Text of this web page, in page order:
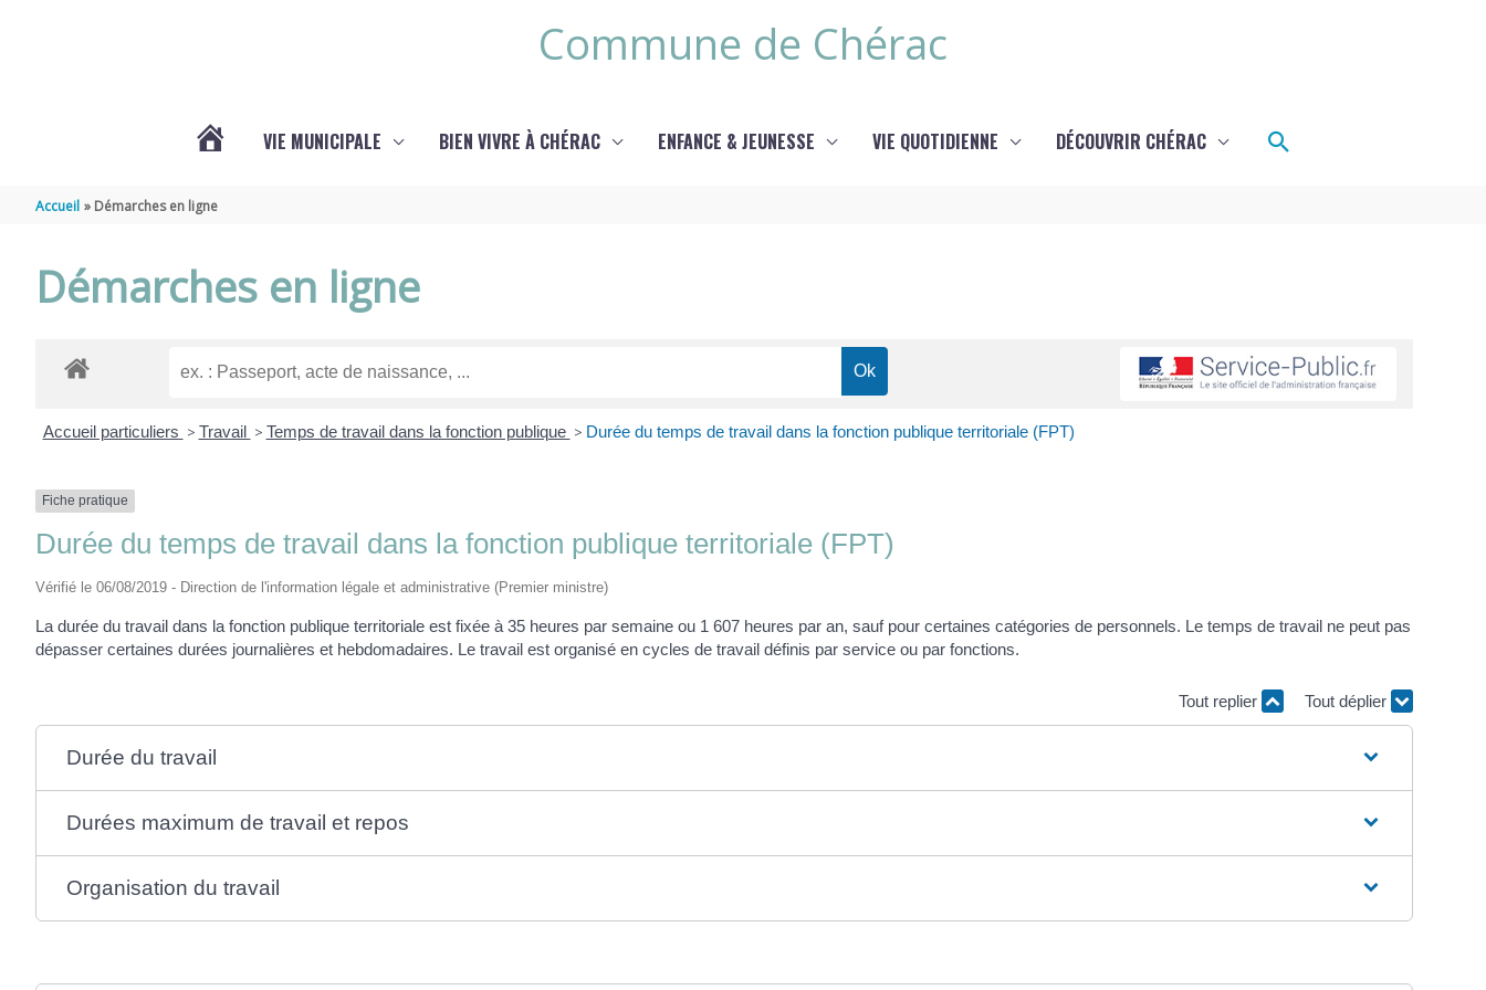
Commune de Chérac
VIE MUNICIPALE BIEN VIVRE À CHÉRAC ENFANCE & JEUNESSE VIE QUOTIDIENNE DÉCOUVRIR CHÉRAC Rechercher
Accueil Démarches en ligne
Démarches en ligne
Accueil particuliers > Travail > Temps de travail dans la fonction publique > Durée du temps de travail dans la fonction publique territoriale (FPT)
Fiche pratique
Durée du temps de travail dans la fonction publique territoriale (FPT)
Vérifié le 06/08/2019 - Direction de l'information légale et administrative (Premier ministre)
La durée du travail dans la fonction publique territoriale est fixée à 35 heures par semaine ou 1 607 heures par an, sauf pour certaines catégories de personnels. Le temps de travail ne peut pas
dépasser certaines durées journalières et hebdomadaires. Le travail est organisé en cycles de travail définis par service ou par fonctions.
Tout replier Tout déplier
Durée du travail
Durées maximum de travail et repos
Organisation du travail